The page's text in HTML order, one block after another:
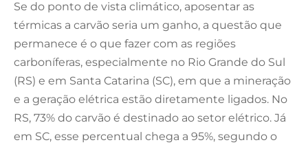
Se do ponto de vista climático, aposentar as
térmicas a carvão seria um ganho, a questão que
permanece é o que fazer com as regiões
carboníferas, especialmente no Rio Grande do Sul
(RS) e em Santa Catarina (SC), em que a mineração
e a geração elétrica estão diretamente ligados. No
RS, 73% do carvão é destinado ao setor elétrico. Já
em SC, esse percentual chega a 95%, segundo o